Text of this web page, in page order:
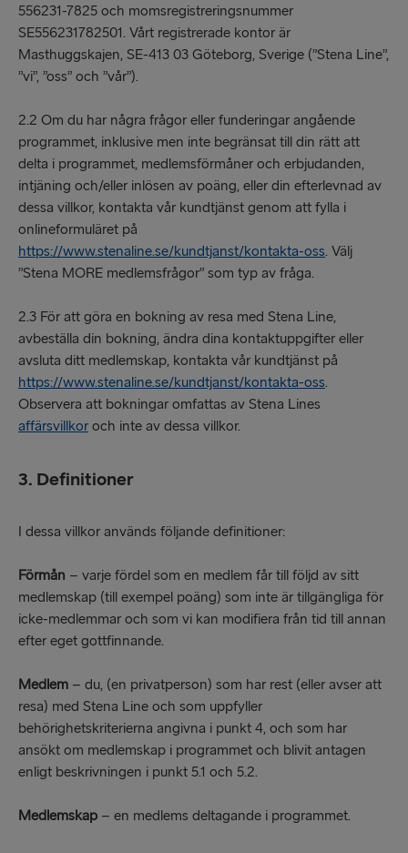
556231-7825 och momsregistreringsnummer
SE556231782501. Vårt registrerade kontor är
Masthuggskajen, SE-413 03 Göteborg, Sverige (”Stena Line”,
”vi”, ”oss” och ”vår”).
2.2 Om du har några frågor eller funderingar angående
programmet, inklusive men inte begränsat till din rätt att
delta i programmet, medlemsförmåner och erbjudanden,
intjäning och/eller inlösen av poäng, eller din efterlevnad av
dessa villkor, kontakta vår kundtjänst genom att fylla i
onlineformuläret på
https://www.stenaline.se/kundtjanst/kontakta-oss. Välj
”Stena MORE medlemsfrågor” som typ av fråga.
2.3 För att göra en bokning av resa med Stena Line,
avbeställa din bokning, ändra dina kontaktuppgifter eller
avsluta ditt medlemskap, kontakta vår kundtjänst på
https://www.stenaline.se/kundtjanst/kontakta-oss.
Observera att bokningar omfattas av Stena Lines
affärsvillkor och inte av dessa villkor.
3. Definitioner
I dessa villkor används följande definitioner:
Förmån – varje fördel som en medlem får till följd av sitt
medlemskap (till exempel poäng) som inte är tillgängliga för
icke-medlemmar och som vi kan modifiera från tid till annan
efter eget gottfinnande.
Medlem – du, (en privatperson) som har rest (eller avser att
resa) med Stena Line och som uppfyller
behörighetskriterierna angivna i punkt 4, och som har
ansökt om medlemskap i programmet och blivit antagen
enligt beskrivningen i punkt 5.1 och 5.2.
Medlemskap – en medlems deltagande i programmet.